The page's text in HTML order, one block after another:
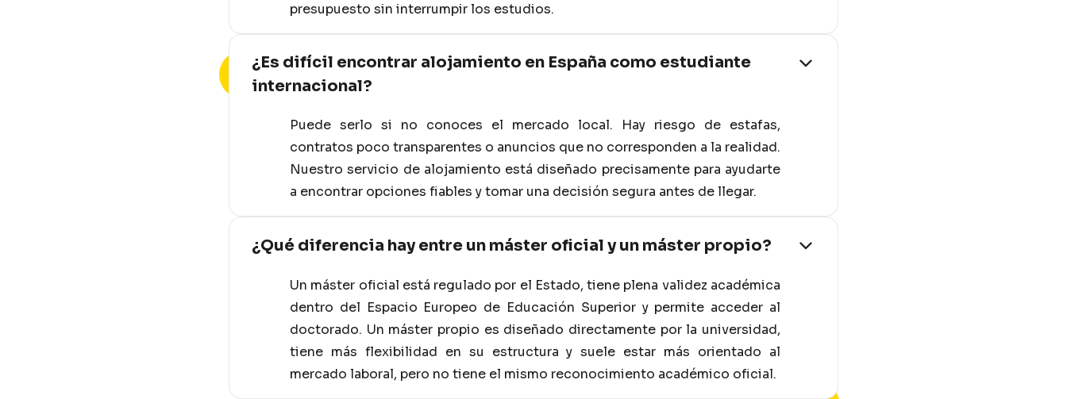
presupuesto sin interrumpir los estudios.
¿Es difícil encontrar alojamiento en España como estudiante
internacional?
Puede serlo si no conoces el mercado local. Hay riesgo de estafas,
contratos poco transparentes o anuncios que no corresponden a la realidad.
Nuestro servicio de alojamiento está diseñado precisamente para ayudarte
a encontrar opciones fiables y tomar una decisión segura antes de llegar.
¿Qué diferencia hay entre un máster oficial y un máster propio?
Un máster oficial está regulado por el Estado, tiene plena validez académica
dentro del Espacio Europeo de Educación Superior y permite acceder al
doctorado. Un máster propio es diseñado directamente por la universidad,
tiene más flexibilidad en su estructura y suele estar más orientado al
mercado laboral, pero no tiene el mismo reconocimiento académico oficial.